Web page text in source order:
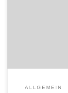
ALLGEMEIN